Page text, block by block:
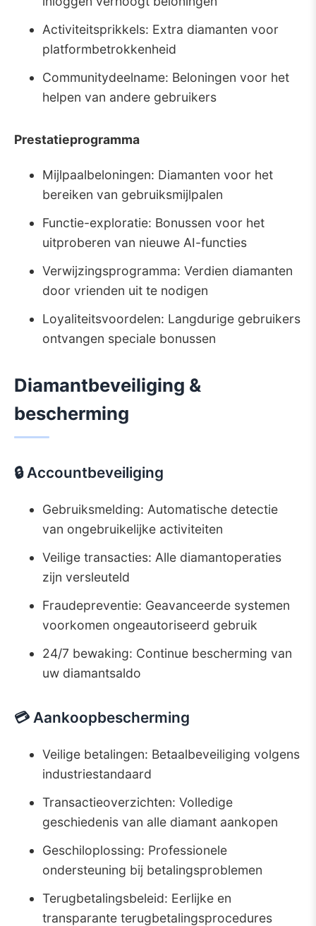
Activiteitsprikkels: Extra diamanten voor
platformbetrokkenheid
Communitydeelname: Beloningen voor het
helpen van andere gebruikers
Prestatieprogramma
Mijlpaalbeloningen: Diamanten voor het
bereiken van gebruiksmijlpalen
Functie-exploratie: Bonussen voor het
uitproberen van nieuwe AI-functies
Verwijzingsprogramma: Verdien diamanten
door vrienden uit te nodigen
Loyaliteitsvoordelen: Langdurige gebruikers
ontvangen speciale bonussen
Diamantbeveiliging &
bescherming
🔒 Accountbeveiliging
Gebruiksmelding: Automatische detectie
van ongebruikelijke activiteiten
Veilige transacties: Alle diamantoperaties
zijn versleuteld
Fraudepreventie: Geavanceerde systemen
voorkomen ongeautoriseerd gebruik
24/7 bewaking: Continue bescherming van
uw diamantsaldo
💳 Aankoopbescherming
Veilige betalingen: Betaalbeveiliging volgens
industriestandaard
Transactieoverzichten: Volledige
geschiedenis van alle diamant aankopen
Geschiloplossing: Professionele
ondersteuning bij betalingsproblemen
Terugbetalingsbeleid: Eerlijke en
transparante terugbetalingsprocedures